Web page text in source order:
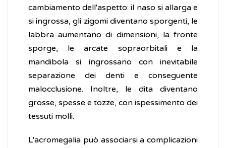
cambiamento dell'aspetto: il naso si allarga e
si ingrossa, gli zigomi diventano sporgenti, le
labbra aumentano di dimensioni, la fronte
sporge, le arcate sopraorbitali e la
mandibola si ingrossano con inevitabile
separazione dei denti e conseguente
malocclusione. Inoltre, le dita diventano
grosse, spesse e tozze, con ispessimento dei
tessuti molli.
L'acromegalia può associarsi a complicazioni